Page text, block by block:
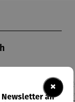
Rabatt
×
Newsletter an